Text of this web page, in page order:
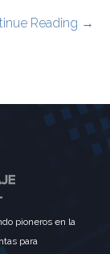
Reading →
pioneros en la
para